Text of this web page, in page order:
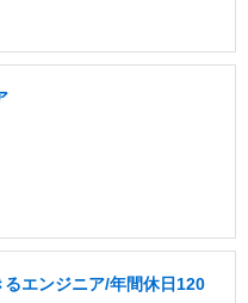
るエンジニア/年間休日120